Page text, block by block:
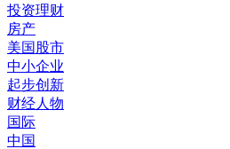
投资理财
房产
美国股市
中小企业
起步创新
财经人物
国际
中国